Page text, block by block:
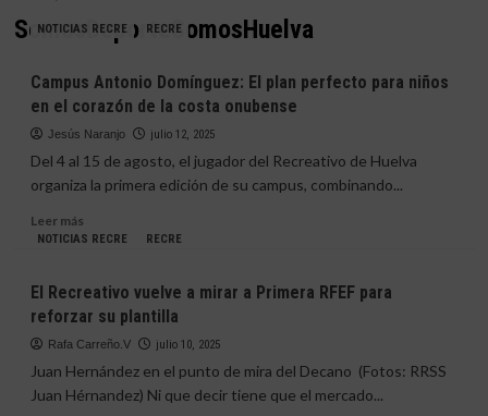
SomosDeporteSomosHuelva
NOTICIAS RECRE RECRE
Campus Antonio Domínguez: El plan perfecto para niños
en el corazón de la costa onubense
Jesús Naranjo julio 12, 2025
Del 4 al 15 de agosto, el jugador del Recreativo de Huelva
organiza la primera edición de su campus, combinando...
Leer másLeer
más
Antonio
Domínguez:
El
plan
para
NOTICIAS RECRE RECRE
El Recreativo vuelve a mirar a Primera RFEF para
reforzar su plantilla
Rafa Carreño.V julio 10, 2025
Juan Hernández en el punto de mira del Decano (Fotos: RRSS
Juan Hérnandez) Ni que decir tiene que el mercado...